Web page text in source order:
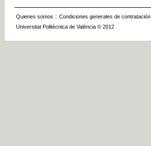
Quienes somos :: Condiciones generales de contratación
Universitat Politècnica de València © 2012